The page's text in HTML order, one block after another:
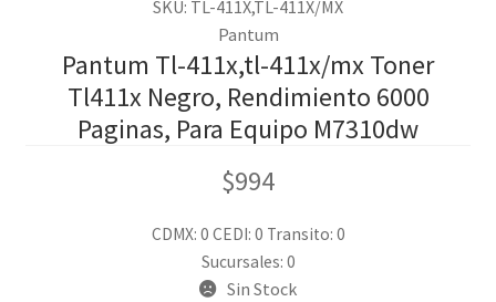
SKU: TL-411X,TL-411X/MX
Pantum
Pantum Tl-411x,tl-411x/mx Toner
Tl411x Negro, Rendimiento 6000
Paginas, Para Equipo M7310dw
$994
CDMX: 0 CEDI: 0 Transito: 0
Sucursales: 0
Sin Stock